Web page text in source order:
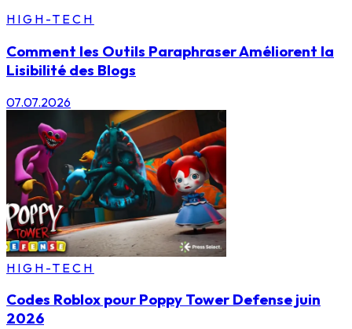
HIGH-TECH
Comment les Outils Paraphraser Améliorent la
Lisibilité des Blogs
07.07.2026
HIGH-TECH
Codes Roblox pour Poppy Tower Defense juin
2026